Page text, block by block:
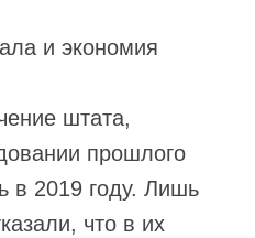
и экономия
штата,
прошлого
в 2019 году. Лишь
что в их